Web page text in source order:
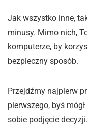
Jak wszystko inne,
minusy. Mimo nich,
komputerze, by
bezpieczny sposób.
Przejdźmy najpierw
pierwszego, byś
sobie podjęcie decyzji.